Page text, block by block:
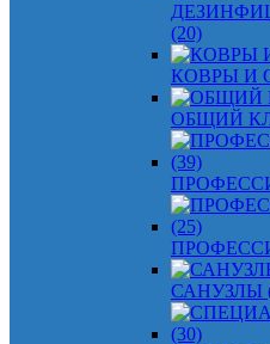
(20)
КОВРЫ И
ОБЩИЙ
САНУЗЛЫ